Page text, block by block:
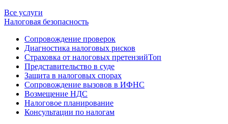
Все услуги
Налоговая безопасность
Сопровождение проверок
Диагностика налоговых рисков
Страховка от налоговых претензийТоп
Представительство в суде
Защита в налоговых спорах
Сопровождение вызовов в ИФНС
Возмещение НДС
Налоговое планирование
Консультации по налогам